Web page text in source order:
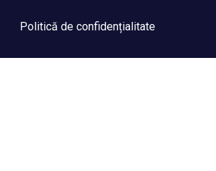
Politică de confidențialitate